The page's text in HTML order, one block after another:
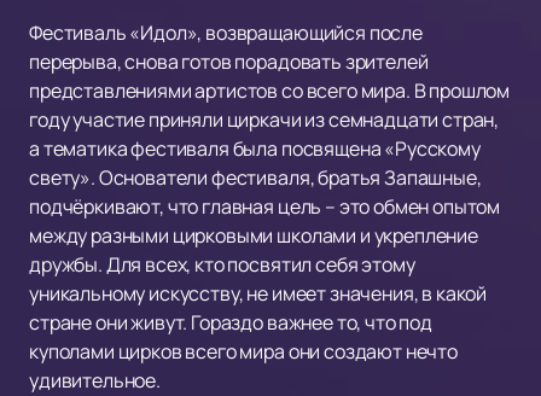
Фестиваль «Идол», возвращающийся после
перерыва, снова готов порадовать зрителей
представлениями артистов со всего мира. В прошлом
году участие приняли циркачи из семнадцати стран,
а тематика фестиваля была посвящена «Русскому
свету». Основатели фестиваля, братья Запашные,
подчёркивают, что главная цель – это обмен опытом
между разными цирковыми школами и укрепление
дружбы. Для всех, кто посвятил себя этому
уникальному искусству, не имеет значения, в какой
стране они живут. Гораздо важнее то, что под
куполами цирков всего мира они создают нечто
удивительное.